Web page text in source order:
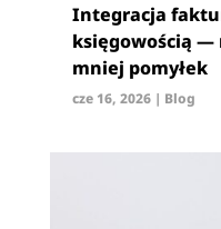
Integracja
księgowością —
mniej pomyłek
cze 16, 2026| Blog